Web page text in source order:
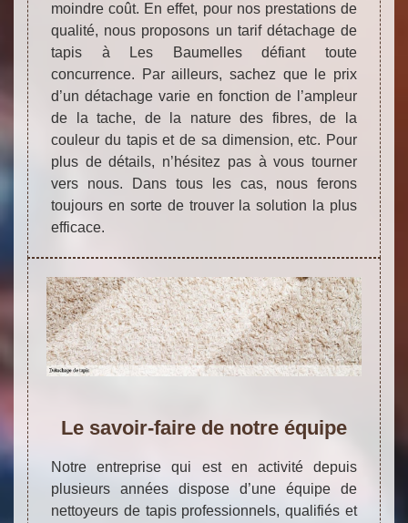
moindre coût. En effet, pour nos prestations de
qualité, nous proposons un tarif détachage de
tapis à Les Baumelles défiant toute
concurrence. Par ailleurs, sachez que le prix
d’un détachage varie en fonction de l’ampleur
de la tache, de la nature des fibres, de la
couleur du tapis et de sa dimension, etc. Pour
plus de détails, n’hésitez pas à vous tourner
vers nous. Dans tous les cas, nous ferons
toujours en sorte de trouver la solution la plus
efficace.
Le savoir-faire de notre équipe
Notre entreprise qui est en activité depuis
plusieurs années dispose d’une équipe de
nettoyeurs de tapis professionnels, qualifiés et